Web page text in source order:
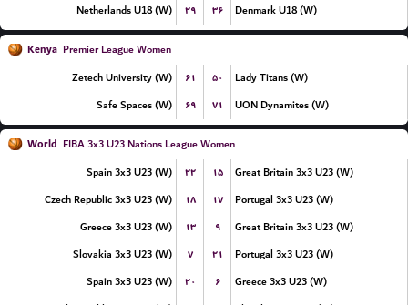
Netherlands U18 (W)
۲۹ ۳۶ Denmark U18 (W)
Kenya Premier League Women
Zetech University (W)
۶۱ ۵۰
Lady Titans (W)
Safe Spaces (W)
۶۹ ۷۱ UON Dynamites (W)
World FIBA 3x3 U23 Nations League Women
Spain 3x3 U23 (W)
۲۲ ۱۵
Great Britain 3x3 U23 (W)
Czech Republic 3x3 U23 (W)
۱۸ ۱۷
Portugal 3x3 U23 (W)
Greece 3x3 U23 (W)
۱۳ ۹
Great Britain 3x3 U23 (W)
Slovakia 3x3 U23 (W)
۷ ۲۱
Portugal 3x3 U23 (W)
Spain 3x3 U23 (W)
۲۰ ۶
Greece 3x3 U23 (W)